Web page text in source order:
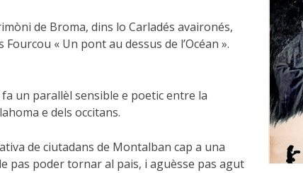
de Broma, dins lo Carladés avaironés,
« Un pont au dessus de l’Océan ».
un parallèl sensible e poetic entre la
e dels occitans.
de ciutadans de Montalban cap a una
pas poder tornar al pais, i aguèsse pas agut